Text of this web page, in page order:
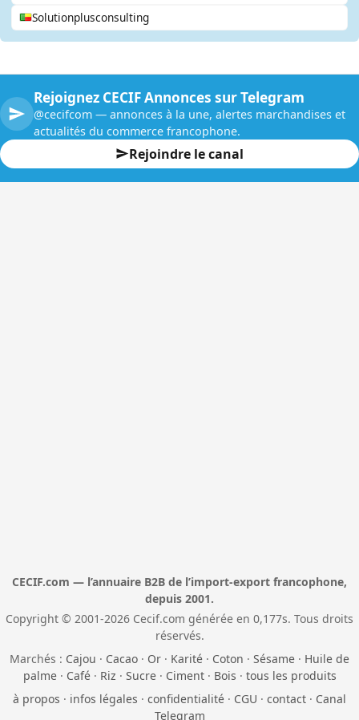
Solutionplusconsulting
Rejoignez CECIF Annonces sur Telegram
@cecifcom — annonces à la une, alertes marchandises et
actualités du commerce francophone.
Rejoindre le canal
CECIF.com — l’annuaire B2B de l’import-export francophone,
depuis 2001.
Copyright © 2001-2026 Cecif.com générée en 0,177s. Tous droits
réservés.
Marchés : Cajou · Cacao · Or · Karité · Coton · Sésame · Huile de
palme· Café· Riz · Sucre· Ciment· Bois · tous les produits
à propos · infos légales · confidentialité · CGU · contact · Canal
Telegram